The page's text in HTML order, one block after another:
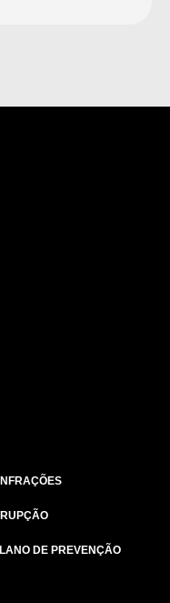
DE PREVENÇÃO